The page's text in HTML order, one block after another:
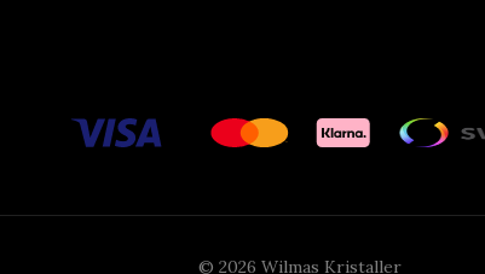
© 2026 Wilmas Kristaller